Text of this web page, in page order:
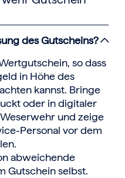
des Gutscheins?
so dass
in Höhe des
kannst. Bringe
oder in digitaler
und zeige
Personal vor dem
abweichende
Gutschein selbst.